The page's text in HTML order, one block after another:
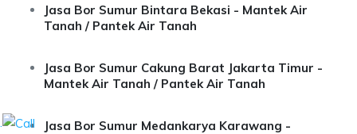
Jasa Bor Sumur Bintara Bekasi - Mantek Air
Tanah / Pantek Air Tanah
Jasa Bor Sumur Cakung Barat Jakarta Timur -
Mantek Air Tanah / Pantek Air Tanah
Jasa Bor Sumur Medankarya Karawang -